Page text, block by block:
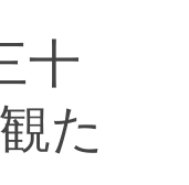
十
た